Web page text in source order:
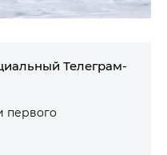
Телеграм-
первого